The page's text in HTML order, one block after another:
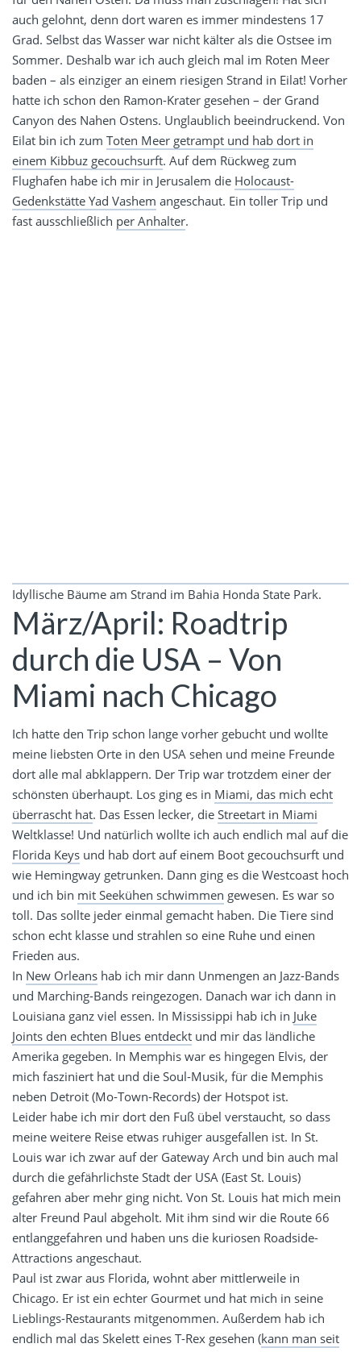
auch gelohnt, denn dort waren es immer mindestens 17
Grad. Selbst das Wasser war nicht kälter als die Ostsee im
Sommer. Deshalb war ich auch gleich mal im Roten Meer
baden – als einziger an einem riesigen Strand in Eilat! Vorher
hatte ich schon den Ramon-Krater gesehen – der Grand
Canyon des Nahen Ostens. Unglaublich beeindruckend. Von
Eilat bin ich zum Toten Meer getrampt und hab dort in
einem Kibbuz gecouchsurft. Auf dem Rückweg zum
Flughafen habe ich mir in Jerusalem die Holocaust-
Gedenkstätte Yad Vashem angeschaut. Ein toller Trip und
fast ausschließlich per Anhalter.
Idyllische Bäume am Strand im Bahia Honda State Park.
März/April: Roadtrip
durch die USA – Von
Miami nach Chicago
Ich hatte den Trip schon lange vorher gebucht und wollte
meine liebsten Orte in den USA sehen und meine Freunde
dort alle mal abklappern. Der Trip war trotzdem einer der
schönsten überhaupt. Los ging es in Miami, das mich echt
überrascht hat. Das Essen lecker, die Streetart in Miami
Weltklasse! Und natürlich wollte ich auch endlich mal auf die
Florida Keys und hab dort auf einem Boot gecouchsurft und
wie Hemingway getrunken. Dann ging es die Westcoast hoch
und ich bin mit Seekühen schwimmen gewesen. Es war so
toll. Das sollte jeder einmal gemacht haben. Die Tiere sind
schon echt klasse und strahlen so eine Ruhe und einen
Frieden aus.
In New Orleans hab ich mir dann Unmengen an Jazz-Bands
und Marching-Bands reingezogen. Danach war ich dann in
Louisiana ganz viel essen. In Mississippi hab ich in Juke
Joints den echten Blues entdeckt und mir das ländliche
Amerika gegeben. In Memphis war es hingegen Elvis, der
mich fasziniert hat und die Soul-Musik, für die Memphis
neben Detroit (Mo-Town-Records) der Hotspot ist.
Leider habe ich mir dort den Fuß übel verstaucht, so dass
meine weitere Reise etwas ruhiger ausgefallen ist. In St.
Louis war ich zwar auf der Gateway Arch und bin auch mal
durch die gefährlichste Stadt der USA (East St. Louis)
gefahren aber mehr ging nicht. Von St. Louis hat mich mein
alter Freund Paul abgeholt. Mit ihm sind wir die Route 66
entlanggefahren und haben uns die kuriosen Roadside-
Attractions angeschaut.
Paul ist zwar aus Florida, wohnt aber mittlerweile in
Chicago. Er ist ein echter Gourmet und hat mich in seine
Lieblings-Restaurants mitgenommen. Außerdem hab ich
endlich mal das Skelett eines T-Rex gesehen (kann man seit